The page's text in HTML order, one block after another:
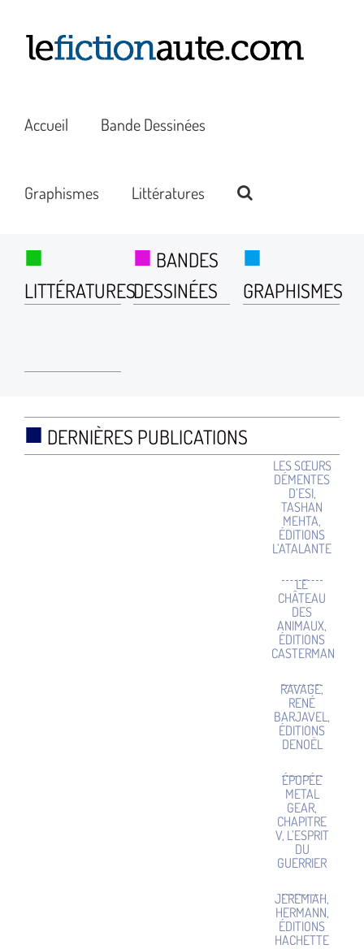
contenu
Accueil Bande Dessinées
Graphismes Littératures
■
LITTÉRATURES
■ BANDES
DESSINÉES
■
GRAPHISMES
■ DERNIÈRES PUBLICATIONS
LES SŒURS
DÉMENTES
D’ESI,
TASHAN
MEHTA,
ÉDITIONS
L’ATALANTE
LE
CHÂTEAU
DES
ANIMAUX,
ÉDITIONS
CASTERMAN
RAVAGE,
RENÉ
BARJAVEL,
ÉDITIONS
DENOËL
ÉPOPÉE
METAL
GEAR,
CHAPITRE
V, L’ESPRIT
DU
GUERRIER
JEREMIAH,
HERMANN,
ÉDITIONS
HACHETTE